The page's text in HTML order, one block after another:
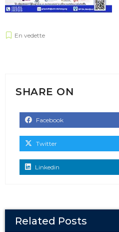
En vedette
SHARE ON
Facebook
Twitter
Linkedin
Related Posts